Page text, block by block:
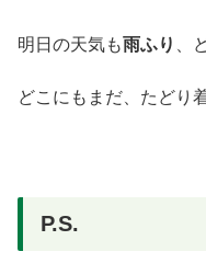
明日の天気も雨ふり 、
どこにもまだ、たどり
P.S.